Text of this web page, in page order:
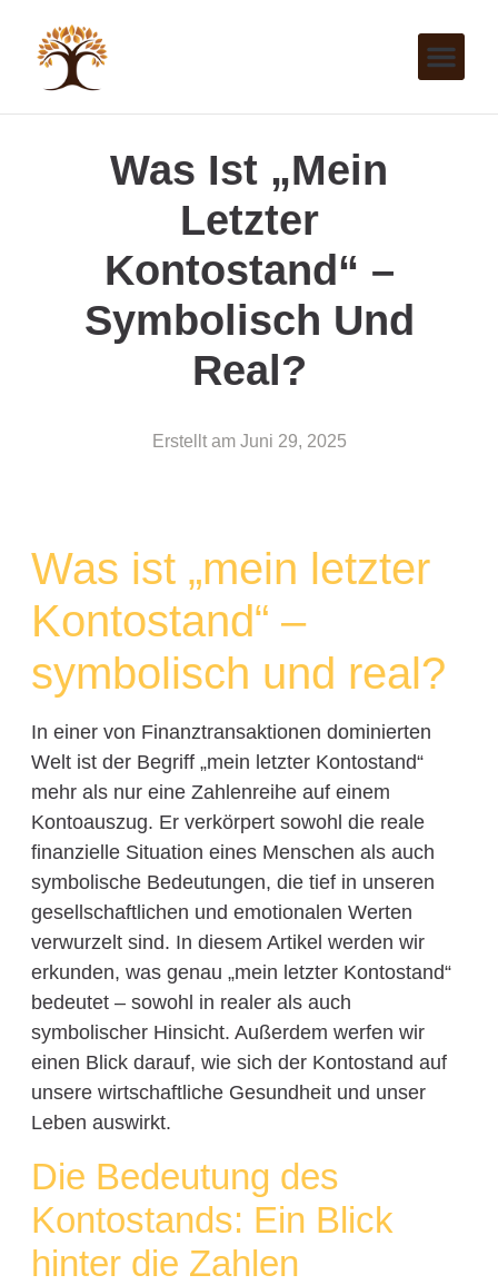
Was Ist „mein
Letzter
Kontostand“ –
Symbolisch Und
Real?
Erstellt am Juni 29, 2025
Was ist „mein letzter
Kontostand“ –
symbolisch und real?
In einer von Finanztransaktionen dominierten
Welt ist der Begriff „mein letzter Kontostand“
mehr als nur eine Zahlenreihe auf einem
Kontoauszug. Er verkörpert sowohl die reale
finanzielle Situation eines Menschen als auch
symbolische Bedeutungen, die tief in unseren
gesellschaftlichen und emotionalen Werten
verwurzelt sind. In diesem Artikel werden wir
erkunden, was genau „mein letzter Kontostand“
bedeutet – sowohl in realer als auch
symbolischer Hinsicht. Außerdem werfen wir
einen Blick darauf, wie sich der Kontostand auf
unsere wirtschaftliche Gesundheit und unser
Leben auswirkt.
Die Bedeutung des
Kontostands: Ein Blick
hinter die Zahlen